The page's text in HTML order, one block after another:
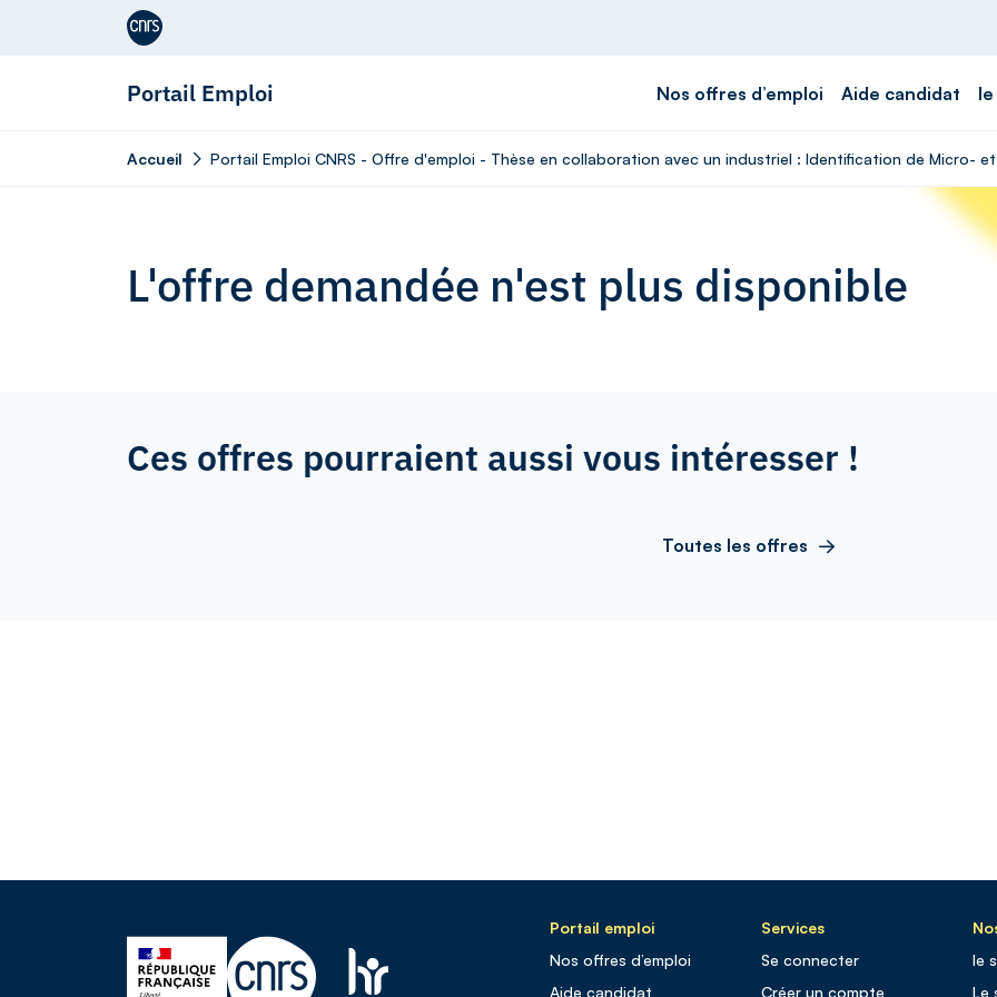
Aller au contenu
Portail Emploi Nos offres d’emploi Aide candidat
Accueil Portail Emploi CNRS - Offre d'emploi - Thèse en collaboration avec un industriel : Identification de Micro- et
L'offre demandée n'est plus disponible
Ces offres pourraient aussi vous intéresser !
Toutes les offres
Portail emploi
Nos offres d’emploi
Aide candidat
Services
Se connecter
Créer un compte
le
Le